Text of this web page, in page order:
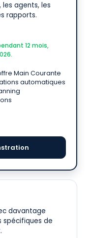
les agents, les
rapports.
12 mois,
Main Courante
automatiques
davantage
spécifiques de